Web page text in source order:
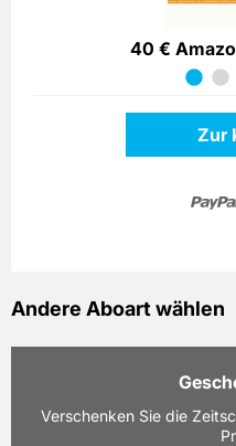
40 €
Zur
Andere Aboart wählen
Verschenken Sie die